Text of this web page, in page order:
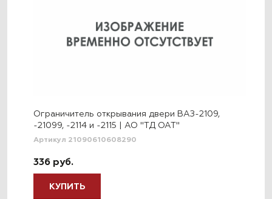
Ограничитель открывания двери ВАЗ-2109,
-21099, -2114 и -2115 | АО "ТД ОАТ"
Артикул 21090610608290
336 руб.
КУПИТЬ